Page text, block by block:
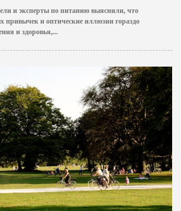
и эксперты по питанию выяснили, что
привычек и оптические иллюзии гораздо
и здоровья,...